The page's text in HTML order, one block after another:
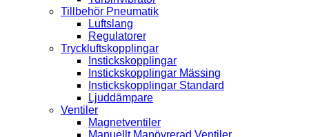
Tillbehör Pneumatik
Luftslang
Regulatorer
Tryckluftskopplingar
Instickskopplingar
Instickskopplingar Mässing
Instickskopplingar Standard
Ljuddämpare
Ventiler
Magnetventiler
Manuellt Manövrerad Ventiler